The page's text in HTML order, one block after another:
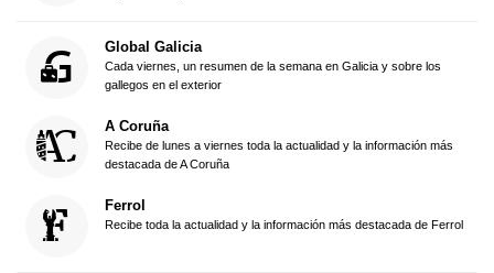
Global Galicia
Cada viernes, un resumen de la semana en Galicia y sobre los
gallegos en el exterior
A Coruña
Recibe de lunes a viernes toda la actualidad y la información más
destacada de A Coruña
Ferrol
Recibe toda la actualidad y la información más destacada de Ferrol